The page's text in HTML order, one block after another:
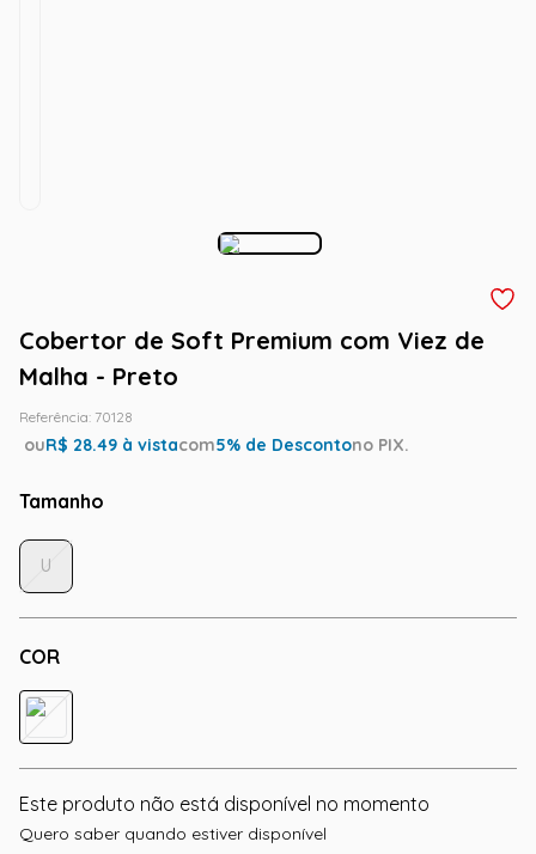
Cobertor de Soft Premium com Viez de
Malha - Preto
Referência: 70128
ouR$ 28.49 à vistacom5% de Descontono PIX.
Tamanho
COR
U
Este produto não está disponível no momento
Quero saber quando estiver disponível